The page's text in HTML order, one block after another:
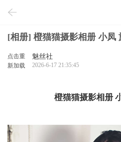
[相册] 橙猫猫摄影相册 小凤
点击重
新加载
魅丝社
2026-6-17 21:35:45
橙猫猫摄影相册